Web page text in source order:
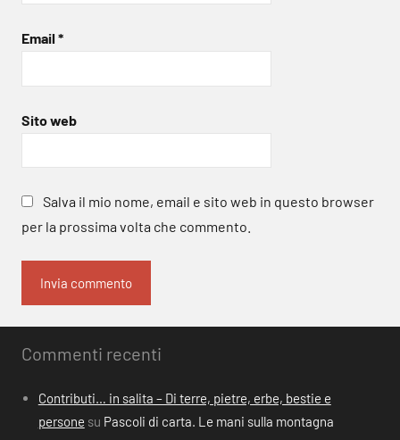
Email *
Sito web
Salva il mio nome, email e sito web in questo browser
per la prossima volta che commento.
Commenti recenti
Contributi… in salita – Di terre, pietre, erbe, bestie e
persone su Pascoli di carta. Le mani sulla montagna